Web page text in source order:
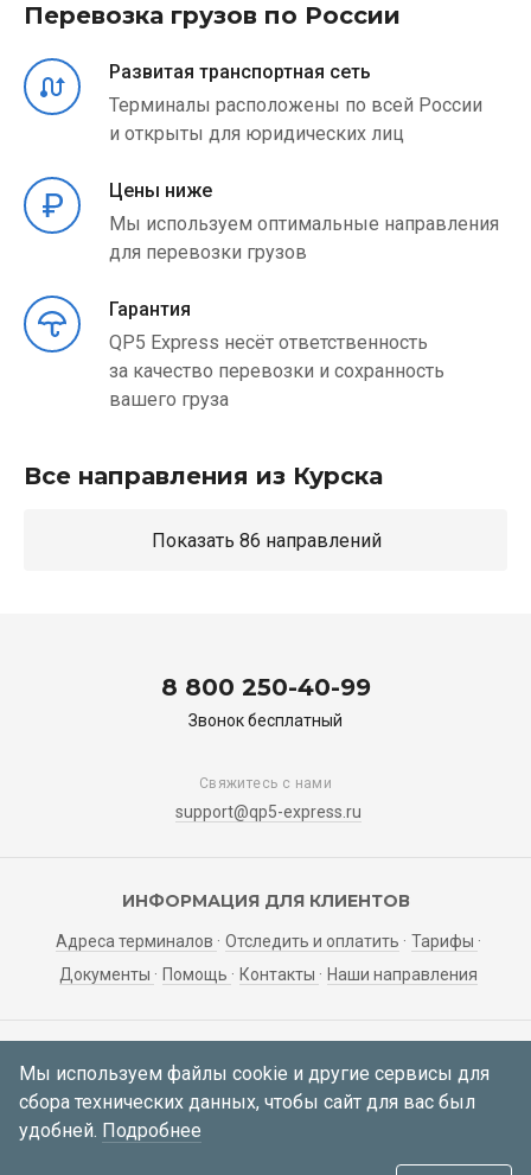
Перевозка грузов по России
Развитая транспортная сеть
Терминалы расположены по всей России
и открыты для юридических лиц
Цены ниже
Мы используем оптимальные направления
для перевозки грузов
Гарантия
QP5 Express несёт ответственность
за качество перевозки и сохранность
вашего груза
Все направления из Курска
Показать 86 направлений
8 800 250-40-99
Звонок бесплатный
Свяжитесь с нами
support@qp5-express.ru
ИНФОРМАЦИЯ ДЛЯ КЛИЕНТОВ
Адреса терминалов Отследить и оплатить
Тарифы
Документы
Помощь Контакты Наши направления
ЛИЧНЫЙ КАБИНЕТ
Мои заявки Регистрация Вход
Мы используем файлы cookie и другие сервисы для
сбора технических данных, чтобы сайт для вас был
удобней. Подробнее